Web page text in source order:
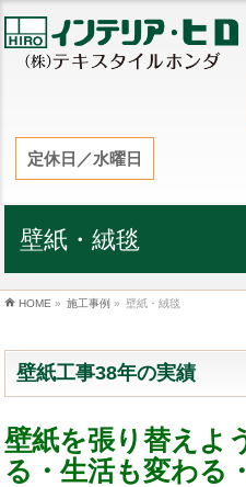
定休日／水曜日
壁紙・絨毯
HOME » 施工事例 » 壁紙・絨毯
壁紙工事38年の実績
壁紙を張り替えよ
る・生活も変わる